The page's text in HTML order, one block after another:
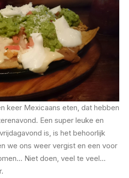
keer Mexicaans eten, dat hebben
Een super leuke en
is, is het behoorlijk
we ons weer vergist en een voor
Niet doen, veel te veel…